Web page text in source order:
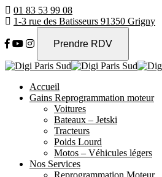
01 83 53 99 08
1-3 rue des Batisseurs 91350 Grigny
Prendre RDV
Accueil
Gains Reprogrammation moteur
Voitures
Bateaux – Jetski
Tracteurs
Poids Lourd
Motos – Véhicules légers
Nos Services
Reprogrammation Moteur